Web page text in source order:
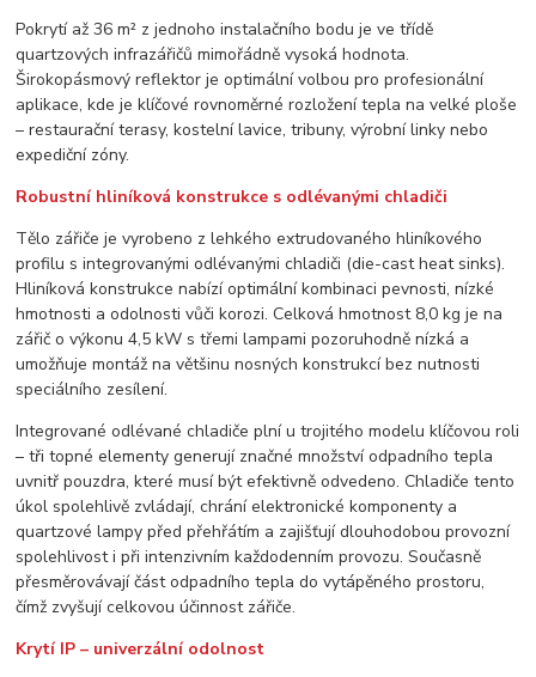
Pokrytí až 36 m² z jednoho instalačního bodu je ve třídě
quartzových infrazářičů mimořádně vysoká hodnota.
Širokopásmový reflektor je optimální volbou pro profesionální
aplikace, kde je klíčové rovnoměrné rozložení tepla na velké ploše
– restaurační terasy, kostelní lavice, tribuny, výrobní linky nebo
expediční zóny.
Robustní hliníková konstrukce s odlévanými chladiči
Tělo zářiče je vyrobeno z lehkého extrudovaného hliníkového
profilu s integrovanými odlévanými chladiči (die-cast heat sinks).
Hliníková konstrukce nabízí optimální kombinaci pevnosti, nízké
hmotnosti a odolnosti vůči korozi. Celková hmotnost 8,0 kg je na
zářič o výkonu 4,5 kW s třemi lampami pozoruhodně nízká a
umožňuje montáž na většinu nosných konstrukcí bez nutnosti
speciálního zesílení.
Integrované odlévané chladiče plní u trojitého modelu klíčovou roli
– tři topné elementy generují značné množství odpadního tepla
uvnitř pouzdra, které musí být efektivně odvedeno. Chladiče tento
úkol spolehlivě zvládají, chrání elektronické komponenty a
quartzové lampy před přehřátím a zajišťují dlouhodobou provozní
spolehlivost i při intenzivním každodenním provozu. Současně
přesměrovávají část odpadního tepla do vytápěného prostoru,
čímž zvyšují celkovou účinnost zářiče.
Krytí IP – univerzální odolnost